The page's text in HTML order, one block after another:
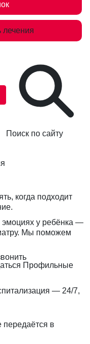
лечения
Поиск по сайту
когда подходит
у ребёнка —
Мы поможем
Профильные
— 24/7,
передаётся в